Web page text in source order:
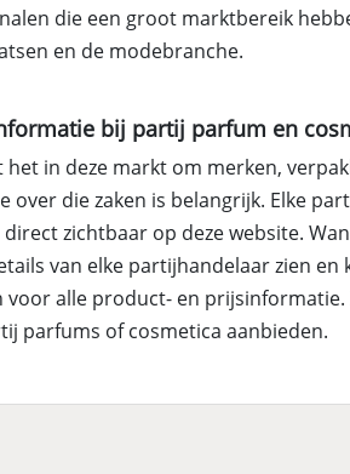
die een groot marktbereik
en de modebranche.
bij partij parfum en
het in deze markt om merken,
over die zaken is belangrijk. Elke
zichtbaar op deze website.
van elke partijhandelaar zien
voor alle product- en prijsinformatie.
parfums of cosmetica aanbieden.